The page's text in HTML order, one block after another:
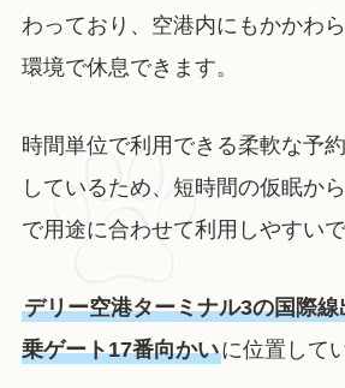
わっており、空港内にもかかわ
環境で休息できます。
時間単位で利用できる柔軟な予
しているため、短時間の仮眠か
で用途に合わせて利用しやすいで
デリー空港ターミナル3の国際
乗ゲート17番向かいに位置して